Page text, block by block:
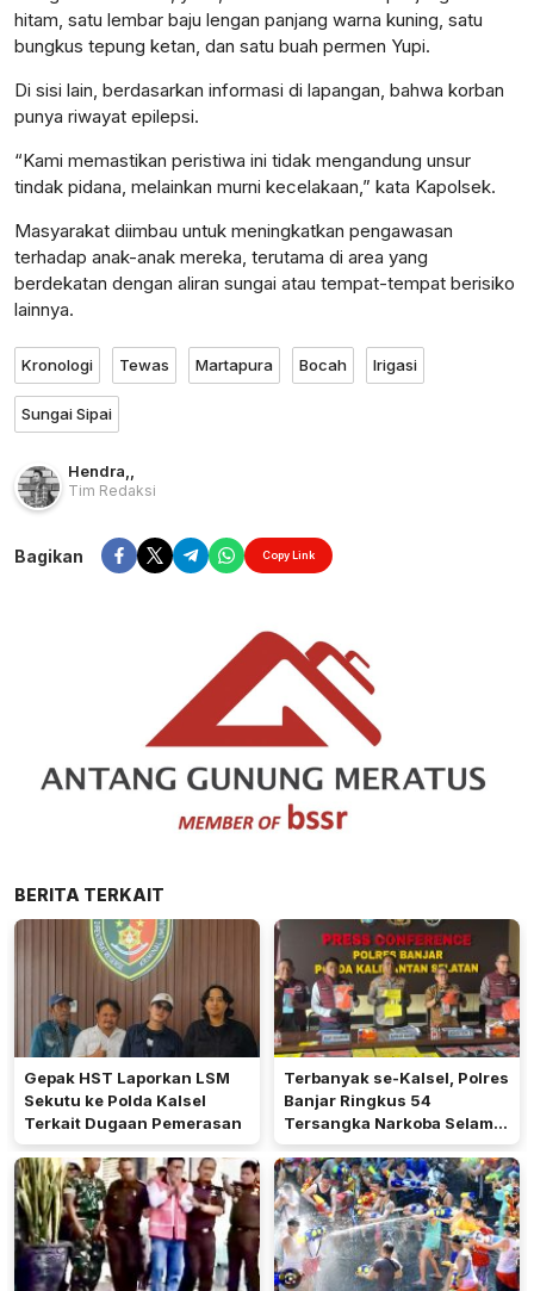
hitam, satu lembar baju lengan panjang warna kuning, satu
bungkus tepung ketan, dan satu buah permen Yupi.
Di sisi lain, berdasarkan informasi di lapangan, bahwa korban
punya riwayat epilepsi.
“Kami memastikan peristiwa ini tidak mengandung unsur
tindak pidana, melainkan murni kecelakaan,” kata Kapolsek.
Masyarakat diimbau untuk meningkatkan pengawasan
terhadap anak-anak mereka, terutama di area yang
berdekatan dengan aliran sungai atau tempat-tempat berisiko
lainnya.
Kronologi Tewas Martapura Bocah Irigasi
Sungai Sipai
Hendra
Tim Redaksi
Bagikan Copy Link
BERITA TERKAIT
Gepak HST Laporkan LSM
Sekutu ke Polda Kalsel
Terkait Dugaan Pemerasan
Terbanyak se-Kalsel, Polres
Banjar Ringkus 54
Tersangka Narkoba Selama
Operasi Antik 2026